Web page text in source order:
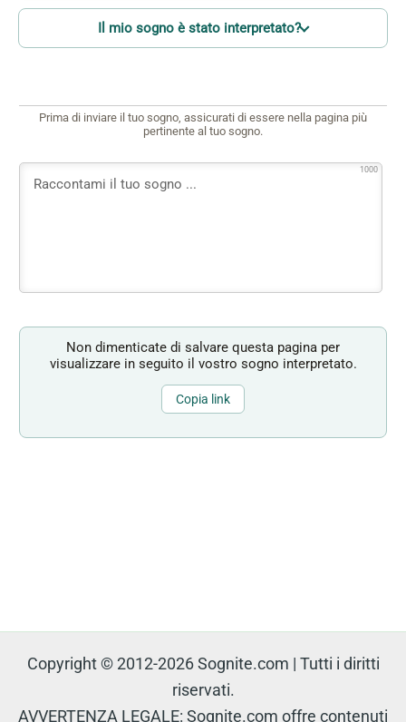
Il mio sogno è stato interpretato?
Prima di inviare il tuo sogno, assicurati di essere nella pagina più
pertinente al tuo sogno.
1000
Non dimenticate di salvare questa pagina per
visualizzare in seguito il vostro sogno interpretato.
Copia link
Copyright © 2012-2026 Sognite.com | Tutti i diritti
riservati.
AVVERTENZA LEGALE: Sognite.com offre contenuti